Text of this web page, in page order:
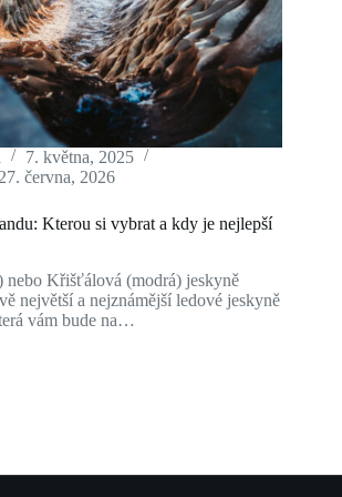
7. května, 2025
27. června, 2026
Kterou si vybrat a kdy je nejlepší
nebo Křišťálová (modrá) jeskyně
největší a nejznámější ledové jeskyně
vám bude na…